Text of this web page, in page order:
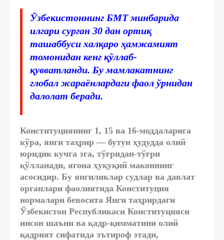
Ўзбекистоннинг БМТ минбарида
илгари сурган 30 дан ортиқ
ташаббуси халқаро ҳамжамият
томонидан кенг қўллаб-
қувватланди. Бу мамлакатнинг
глобал жараёнлардаги фаол ўрнидан
далолат беради.
Конституциянинг 1, 15 ва 16-моддаларига
кўра, янги таҳрир — бутун ҳудудда олий
юридик кучга эга, тўғридан-тўғри
қўлланади, ягона ҳуқуқий маконнинг
асосидир. Бу янгиликлар судлар ва давлат
органлари фаолиятида Конституция
нормалари бевосита Янги таҳрирдаги
Ўзбекистон Республикаси Конституцияси
инсон шаъни ва қадр-қимматини олий
қадрият сифатида эътироф этади,